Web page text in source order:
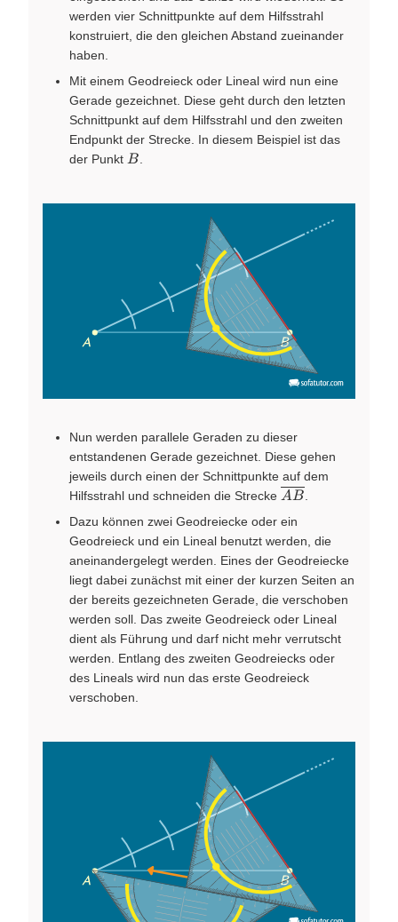
werden vier Schnittpunkte auf dem Hilfsstrahl
konstruiert, die den gleichen Abstand zueinander
haben.
Mit einem Geodreieck oder Lineal wird nun eine
Gerade gezeichnet. Diese geht durch den letzten
Schnittpunkt auf dem Hilfsstrahl und den zweiten
Endpunkt der Strecke. In diesem Beispiel ist das
der Punkt B
B
Nun werden parallele Geraden zu dieser
entstandenen Gerade gezeichnet. Diese gehen
jeweils durch einen der Schnittpunkte auf dem
Hilfsstrahl und schneiden die Strecke \overline{AB}
AB
Dazu können zwei Geodreiecke oder ein
Geodreieck und ein Lineal benutzt werden, die
aneinandergelegt werden. Eines der Geodreiecke
liegt dabei zunächst mit einer der kurzen Seiten an
der bereits gezeichneten Gerade, die verschoben
werden soll. Das zweite Geodreieck oder Lineal
dient als Führung und darf nicht mehr verrutscht
werden. Entlang des zweiten Geodreiecks oder
des Lineals wird nun das erste Geodreieck
verschoben.